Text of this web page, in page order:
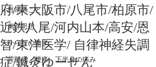
日常のこと
東洋思想
からだの働き
背部痛、腰痛、下半身の痛み
府/東大阪市/八尾市/柏原市/
近鉄八尾/河内山本/高安/恩
智/東洋医学/ 自律神経失調
症/鍼灸ゆーせん